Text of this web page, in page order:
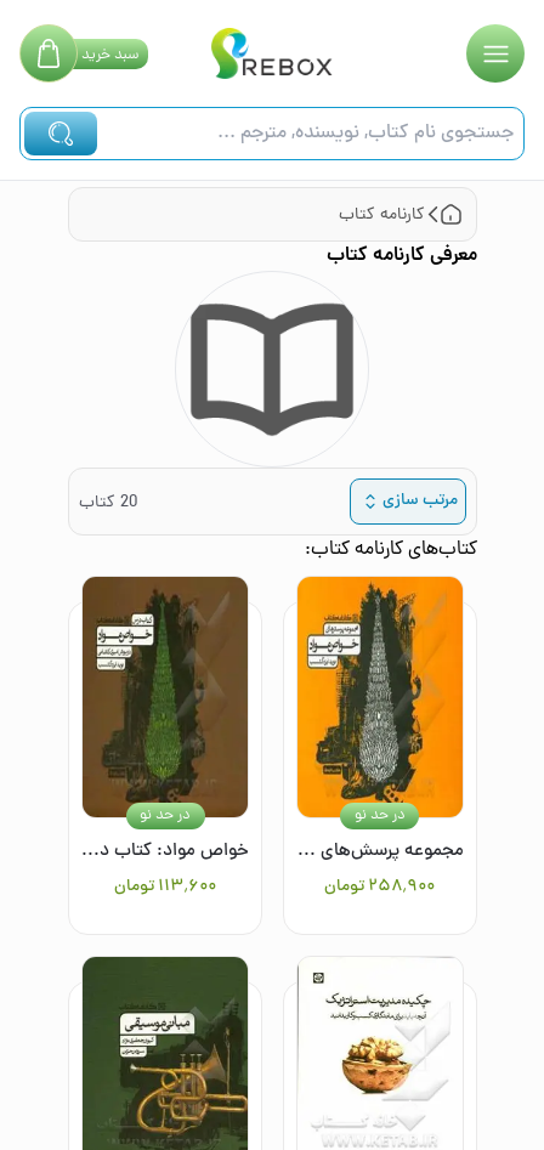
سبدخرید
کارنامه کتاب
معرفی کارنامه کتاب
مرتب سازی 20 کتاب
کتاب‌هایکارنامه کتاب:
مجموعه پرسش‌های خواص مواد
۲۵۸٬۹۰۰تومان
در حد نو
خواص مواد: کتاب درسی
۱۱۳٬۶۰۰تومان
در حد نو